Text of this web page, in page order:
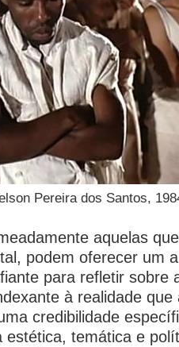
Pereira dos Santos,
aquelas
podem oferecer um
para refletir sobre
à realidade
credibilidade
estética, temática e